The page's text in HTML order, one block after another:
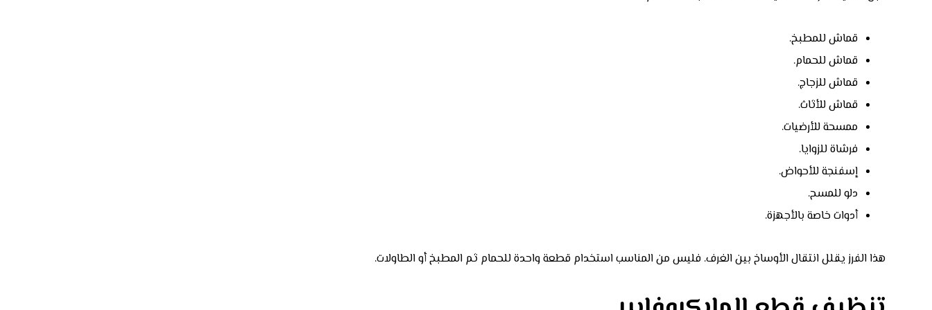
قماش للمطبخ.
قماش للحمام.
قماش للزجاج.
قماش للأثاث.
ممسحة للأرضيات.
فرشاة للزوايا.
إسفنجة للأحواض.
دلو للمسح.
أدوات خاصة بالأجهزة.
هذا الفرز يقلل انتقال الأوساخ بين الغرف. فليس من المناسب استخدام قطعة واحدة للحمام ثم المطبخ أو الطاولات.